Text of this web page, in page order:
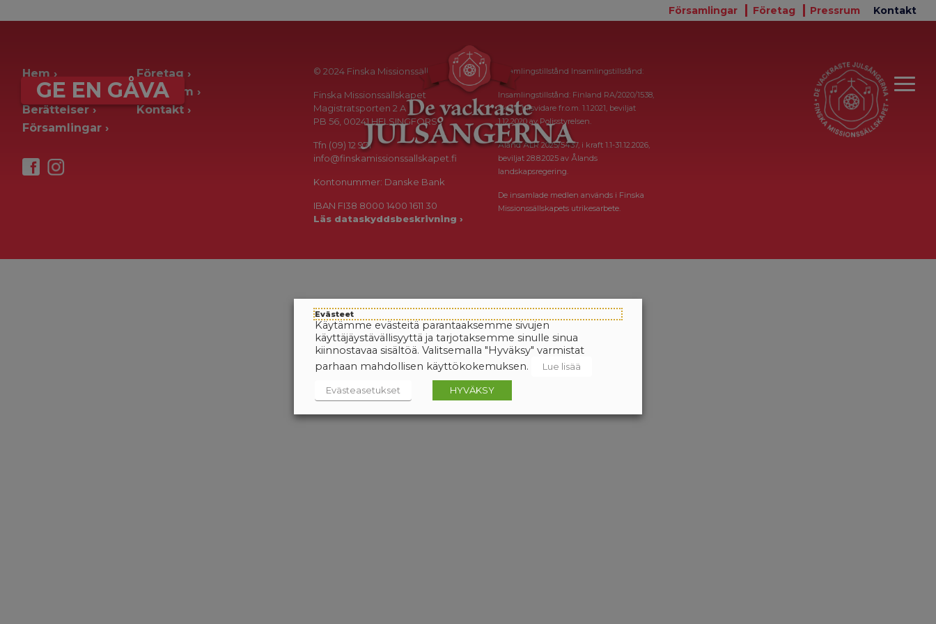
Församlingar Företag Pressrum Kontakt
GE EN GÅVA
Hem
Ge en gåva
Berättelser
Församlingar
Företag
Pressrum
Kontakt
© 2024 Finska Missionssällskapet
Finska Missionssällskapet
Magistratsporten 2 A
PB 56, 00241 HELSINGFORS
Tfn (09) 12 971
info@finskamissionssallskapet.fi
Kontonummer: Danske Bank
IBAN FI38 8000 1400 1611 30
Läs dataskyddsbeskrivning ›
Insamlingstillstånd Insamlingstillstånd:
Insamlingstillstånd: Finland RA/2020/1538,
i kraft tillsvidare fr.o.m. 1.1.2021, beviljat
1.12.2020 av Polisstyrelsen.
Åland ÅLR 2025/5437, i kraft 1.1-31.12.2026,
beviljat 28.8.2025 av Ålands
landskapsregering.
De insamlade medlen används i Finska
Missionssällskapets utrikesarbete.
Evästeet
Käytämme evästeitä parantaaksemme sivujen
käyttäjäystävällisyyttä ja tarjotaksemme sinulle sinua
kiinnostavaa sisältöä. Valitsemalla "Hyväksy" varmistat
parhaan mahdollisen käyttökokemuksen.
Lue lisää
Evästeasetukset HYVÄKSY